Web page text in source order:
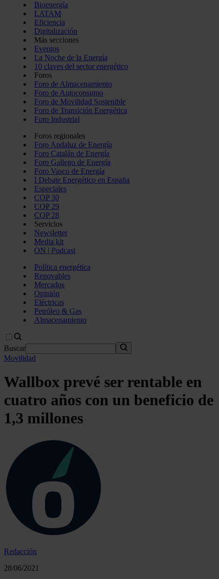
Bioenergía
LATAM
Eficiencia
Digitalización
Más secciones
Eventos
La Noche de la Energía
10 claves del sector energético
Foros
Foro de Almacenamiento
Foro de Autoconsumo
Foro de Movilidad Sostenible
Foro de Transición Energética
Foro Industrial
Foros regionales
Foro Andaluz de Energía
Foro Catalán de Energía
Foro Gallego de Energía
Foro Vasco de Energía
I Debate Energético en España
Especiales
COP 30
COP 29
COP 28
Servicios
Newsletter
Media kit
ON | Podcast
Política energética
Renovables
Mercados
Opinión
Eléctricas
Petróleo & Gas
Almacenamiento
Buscar
Movilidad
Wallbox prevé ser rentable en
cuatro años con un beneficio de
1,3 millones
Redacción
28/06/2021